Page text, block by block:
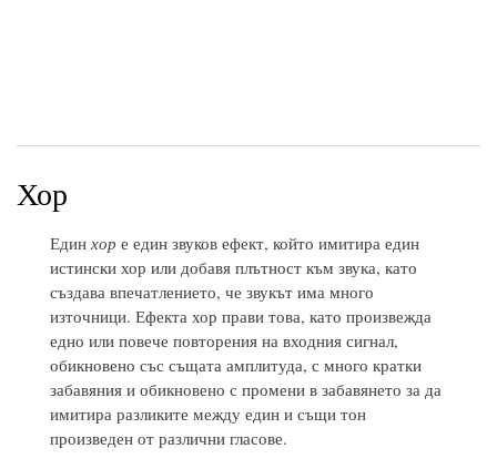
Хор
Един хор е един звуков ефект, който имитира един
истински хор или добавя плътност към звука, като
създава впечатлението, че звукът има много
източници. Ефекта хор прави това, като произвежда
едно или повече повторения на входния сигнал,
обикновено със същата амплитуда, с много кратки
забавяния и обикновено с промени в забавянето за да
имитира разликите между един и същи тон
произведен от различни гласове.